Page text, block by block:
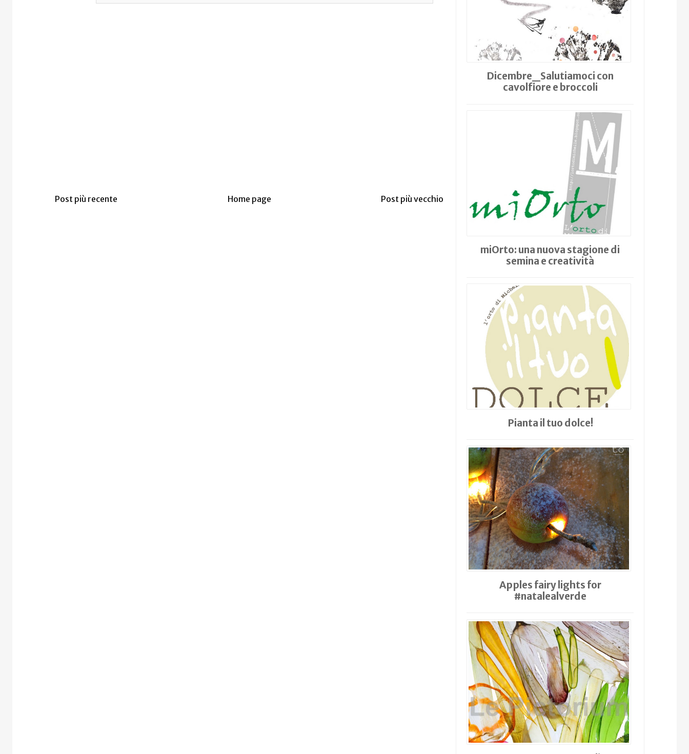
Post più recente Home page Post più vecchio
Dicembre_Salutiamoci con
cavolfiore e broccoli
miOrto: una nuova stagione di
semina e creatività
Pianta il tuo dolce!
Apples fairy lights for
#natalealverde